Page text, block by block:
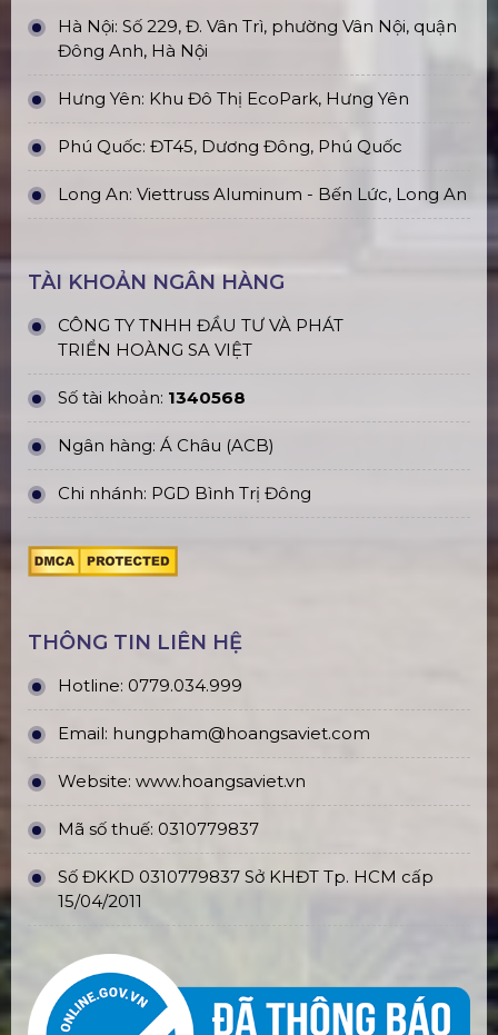
Hà Nội: Số 229, Đ. Vân Trì, phường Vân Nội, quận
Đông Anh, Hà Nội
Hưng Yên: Khu Đô Thị EcoPark, Hưng Yên
Phú Quốc: ĐT45, Dương Đông, Phú Quốc
Long An: Viettruss Aluminum - Bến Lức, Long An
TÀI KHOẢN NGÂN HÀNG
CÔNG TY TNHH ĐẦU TƯ VÀ PHÁT
TRIỂN HOÀNG SA VIỆT
Số tài khoản: 1340568
Ngân hàng: Á Châu (ACB)
Chi nhánh: PGD Bình Trị Đông
THÔNG TIN LIÊN HỆ
Hotline: 0779.034.999
Email: hungpham@hoangsaviet.com
Website: www.hoangsaviet.vn
Mã số thuế: 0310779837
Số ĐKKD 0310779837 Sở KHĐT Tp. HCM cấp
15/04/2011